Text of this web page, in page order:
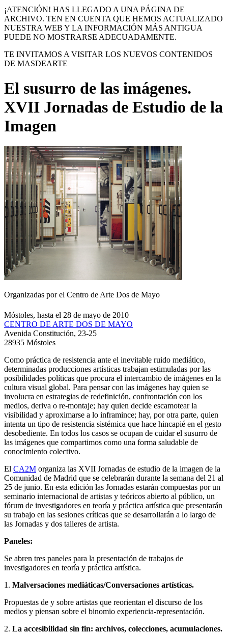
¡ATENCIÓN! HAS LLEGADO A UNA PÁGINA DE
ARCHIVO. TEN EN CUENTA QUE HEMOS ACTUALIZADO
NUESTRA WEB Y LA INFORMACIÓN MÁS ANTIGUA
PUEDE NO MOSTRARSE ADECUADAMENTE.
TE INVITAMOS A VISITAR LOS NUEVOS CONTENIDOS
DE MASDEARTE
El susurro de las imágenes.
XVII Jornadas de Estudio de la
Imagen
Organizadas por el Centro de Arte Dos de Mayo
Móstoles, hasta el 28 de mayo de 2010
CENTRO DE ARTE DOS DE MAYO
Avenida Constitución, 23-25
28935 Móstoles
Como práctica de resistencia ante el inevitable ruido mediático,
determinadas producciones artísticas trabajan estimuladas por las
posibilidades políticas que procura el intercambio de imágenes en la
cultura visual global. Para pensar con las imágenes hay quien se
involucra en estrategias de redefinición, confrontación con los
medios, deriva o re-montaje; hay quien decide escamotear la
visibilidad y aproximarse a lo inframince; hay, por otra parte, quien
intenta un tipo de resistencia sistémica que hace hincapié en el gesto
desobediente. En todos los casos se ocupan de cuidar el susurro de
las imágenes que compartimos como una forma saludable de
conocimiento colectivo.
El CA2M organiza las XVII Jornadas de estudio de la imagen de la
Comunidad de Madrid que se celebrarán durante la semana del 21 al
25 de junio. En esta edición las Jornadas estarán compuestas por un
seminario internacional de artistas y teóricos abierto al público, un
fórum de investigadores en teoría y práctica artística que presentarán
su trabajo en las sesiones críticas que se desarrollarán a lo largo de
las Jornadas y dos talleres de artista.
Paneles:
Se abren tres paneles para la presentación de trabajos de
investigadores en teoría y práctica artística.
1. Malversaciones mediáticas/Conversaciones artísticas.
Propuestas de y sobre artistas que reorientan el discurso de los
medios y piensan sobre el binomio experiencia-representación.
2. La accesibilidad sin fin: archivos, colecciones, acumulaciones.